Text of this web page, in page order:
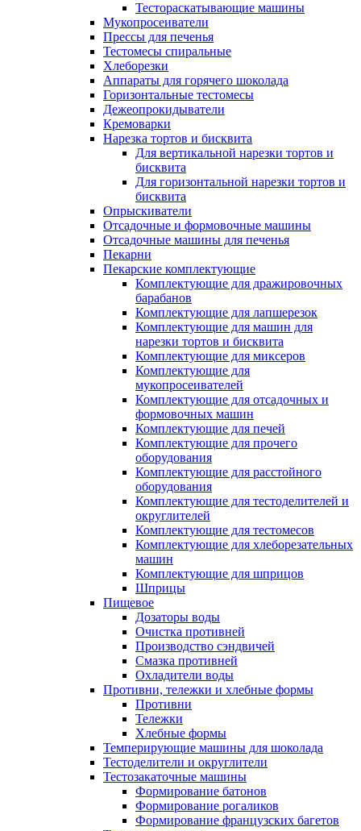
Тестораскатывающие машины
Мукопросеиватели
Прессы для печенья
Тестомесы спиральные
Хлеборезки
Аппараты для горячего шоколада
Горизонтальные тестомесы
Дежеопрокидыватели
Кремоварки
Нарезка тортов и бисквита
Для вертикальной нарезки тортов и
бисквита
Для горизонтальной нарезки тортов и
бисквита
Опрыскиватели
Отсадочные и формовочные машины
Отсадочные машины для печенья
Пекарни
Пекарские комплектующие
Комплектующие для дражировочных
барабанов
Комплектующие для лапшерезок
Комплектующие для машин для
нарезки тортов и бисквита
Комплектующие для миксеров
Комплектующие для
мукопросеивателей
Комплектующие для отсадочных и
формовочных машин
Комплектующие для печей
Комплектующие для прочего
оборудования
Комплектующие для расстойного
оборудования
Комплектующие для тестоделителей и
округлителей
Комплектующие для тестомесов
Комплектующие для хлеборезательных
машин
Комплектующие для шприцов
Шприцы
Пищевое
Дозаторы воды
Очистка противней
Производство сэндвичей
Смазка противней
Охладители воды
Противни, тележки и хлебные формы
Противни
Тележки
Хлебные формы
Темперирующие машины для шоколада
Тестоделители и округлители
Тестозакаточные машины
Формирование батонов
Формирование рогаликов
Формирование французских багетов